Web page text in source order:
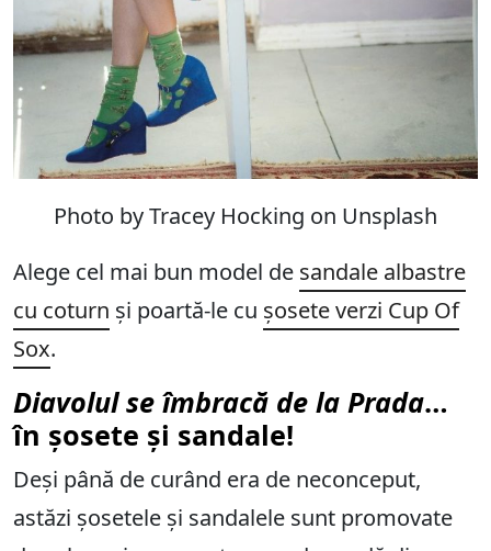
Photo by Tracey Hocking on Unsplash
Alege cel mai bun model de sandale albastre
cu coturn și poartă-le cu șosete verzi Cup Of
Sox.
Diavolul se îmbracă de la Prada…
în șosete și sandale!
Deși până de curând era de neconceput,
astăzi șosetele și sandalele sunt promovate